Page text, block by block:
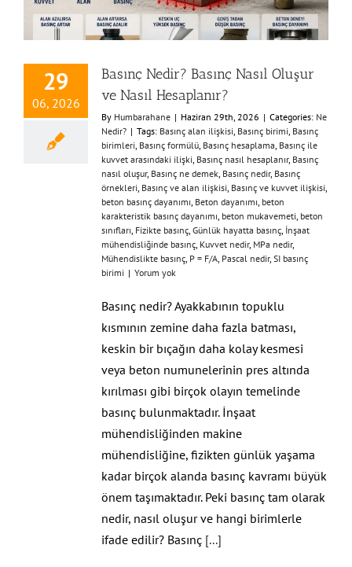
29
06, 2026
Basınç Nedir? Basınç Nasıl Oluşur
ve Nasıl Hesaplanır?
By Humbarahane | Haziran 29th, 2026 | Categories: Ne
Nedir? | Tags: Basınç alan ilişkisi Basınç birimi Basınç
birimleri Basınç formülü Basınç hesaplama Basınç ile
kuvvet arasındaki ilişki Basınç nasıl hesaplanır, Basınç
nasıl oluşur, Basınç ne demek Basınç nedir, Basınç
örnekleri Basınç ve alan ilişkisi Basınç ve kuvvet ilişkisi
beton basınç dayanımı Beton dayanımı beton
karakteristik basınç dayanımı beton mukavemeti beton
sınıfları Fizikte basınç Günlük hayatta basınç İnşaat
mühendisliğinde basınç Kuvvet nedir, MPa nedir,
Mühendislikte basınç P = F/A Pascal nedir, SI basınç
birimi | Yorum yok
Basınç nedir? Ayakkabının topuklu
kısmının zemine daha fazla batması,
keskin bir bıçağın daha kolay kesmesi
veya beton numunelerinin pres altında
kırılması gibi birçok olayın temelinde
basınç bulunmaktadır. İnşaat
mühendisliğinden makine
mühendisliğine, fizikten günlük yaşama
kadar birçok alanda basınç kavramı büyük
önem taşımaktadır. Peki basınç tam olarak
nedir, nasıl oluşur ve hangi birimlerle
ifade edilir? Basınç [...]